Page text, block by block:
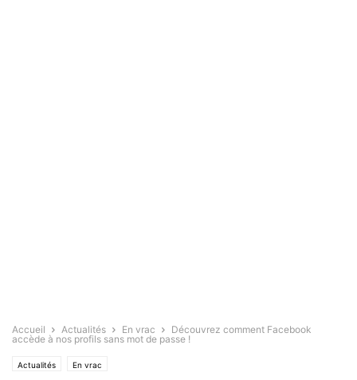
Accueil Actualités En vrac
Découvrez comment Facebook
accède à nos profils sans mot de passe !
Actualités En vrac